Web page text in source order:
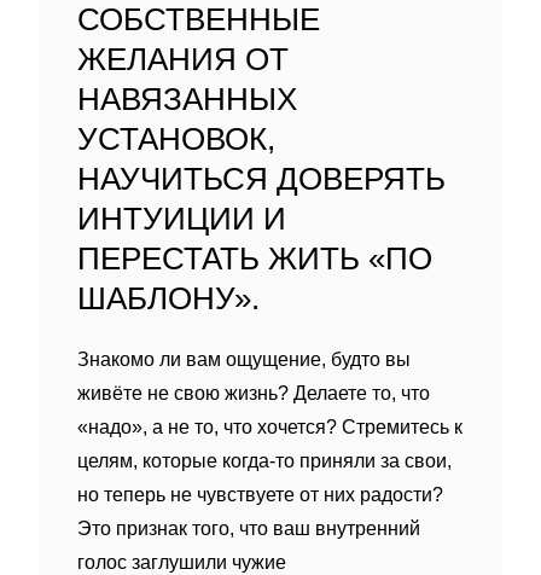
СОБСТВЕННЫЕ
ЖЕЛАНИЯ ОТ
НАВЯЗАННЫХ
УСТАНОВОК,
НАУЧИТЬСЯ ДОВЕРЯТЬ
ИНТУИЦИИ И
ПЕРЕСТАТЬ ЖИТЬ «ПО
ШАБЛОНУ».
Знакомо ли вам ощущение, будто вы
живёте не свою жизнь? Делаете то, что
«надо», а не то, что хочется? Стремитесь к
целям, которые когда‑то приняли за свои,
но теперь не чувствуете от них радости?
Это признак того, что ваш внутренний
голос заглушили чужие